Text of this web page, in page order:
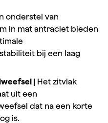
onderstel van
in mat antraciet bieden
bij een laag
| Het zitvlak
uit een
dat na een korte
is.